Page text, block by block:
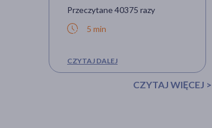
Przeczytane 40375 razy
5 min
CZYTAJ DALEJ
CZYTAJ WIĘCEJ >